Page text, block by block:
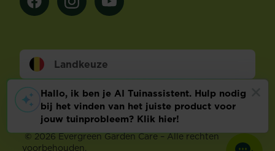
Landkeuze
Footer
Wettelijke BepalingenTechnische info
Privacy en cookiesCookie voorkeuren aanpassen
©2026 Evergreen Garden Care – Alle rechten
voorbehouden.